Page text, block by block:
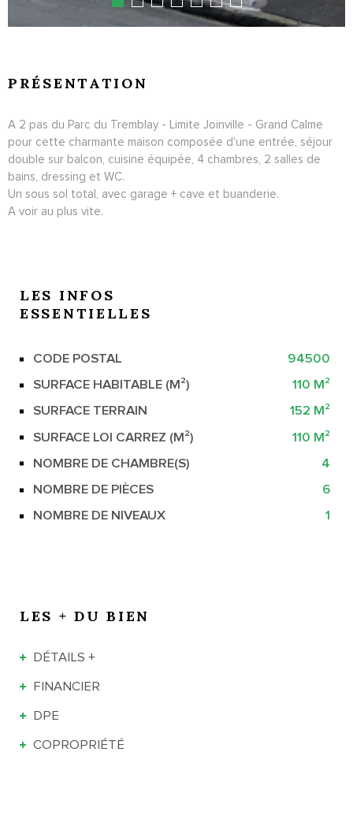
PRÉSENTATION
A 2 pas du Parc du Tremblay - Limite Joinville - Grand Calme
pour cette charmante maison composée d'une entrée, séjour
double sur balcon, cuisine équipée, 4 chambres, 2 salles de
bains, dressing et WC.
Un sous sol total, avec garage + cave et buanderie.
A voir au plus vite.
LES INFOS
ESSENTIELLES
Caractérisque Valeurs
CODE POSTAL
94500
SURFACE HABITABLE (M²)
110 M²
SURFACE TERRAIN
152 M²
SURFACE LOI CARREZ (M²)
110 M²
NOMBRE DE CHAMBRE(S)
4
NOMBRE DE PIÈCES
6
NOMBRE DE NIVEAUX
1
LES + DU BIEN
DÉTAILS +
FINANCIER
DPE
COPROPRIÉTÉ